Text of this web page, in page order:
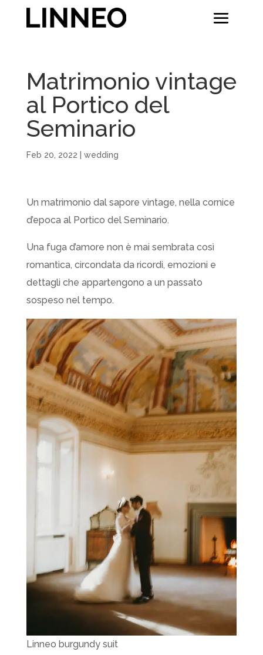
Matrimonio vintage
al Portico del
Seminario
Feb 20, 2022 wedding
Un matrimonio dal sapore vintage, nella cornice
d’epoca al Portico del Seminario.
Una fuga d’amore non è mai sembrata così
romantica, circondata da ricordi, emozioni e
dettagli che appartengono a un passato
sospeso nel tempo.
Linneo burgundy suit